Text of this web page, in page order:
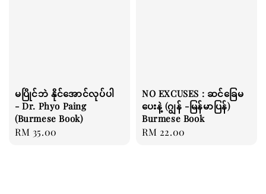
မပြိုင်ဘဲ နိုင်အောင်လုပ်ပါ
- Dr. Phyo Paing
(Burmese Book)
Regular
RM 35.00
NO EXCUSES : ဆင်ခြေမ
ပေးနဲ့ (ဂျွန် -မြန်မာပြန်)
Burmese Book
Regular
RM 22.00